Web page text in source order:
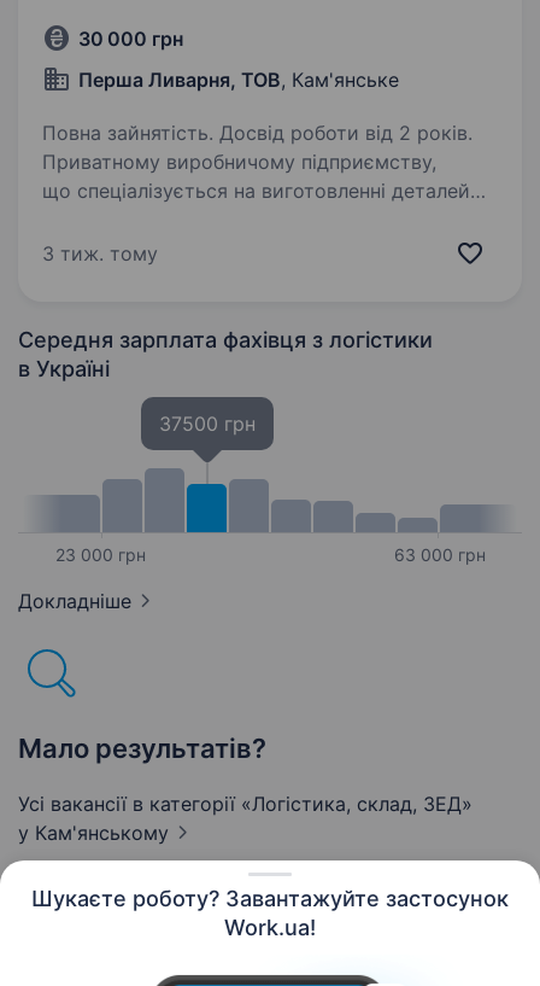
Шукаєте роботу? Завантажуйте застосунок
Work.ua!
30 000 грн
Перша Ливарня, ТОВ, Кам'янське
Повна зайнятість. Досвід роботи від 2 років.
Приватному виробничому підприємству,
що спеціалізується на виготовленні деталей
залізничної галузі, гірничої промисловості
3 тиж. тому
Середня зарплата фахівця з логістики
в Україні
23 000 грн
37500 грн
63 000 грн
Докладніше
Мало результатів?
Усі вакансії в категорії «Логістика, склад, ЗЕД»
у Кам'янському